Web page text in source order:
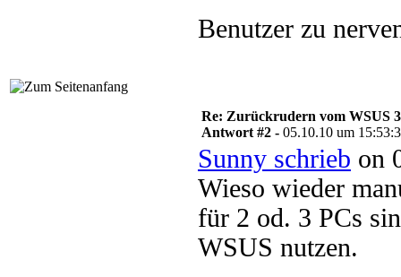
Benutzer zu
Re: Zurückrudern vom WSUS
Antwort #2 - 05.10.10 um
Sunny schrieb on
Wieso wieder
für 2 od. 3 PCs
WSUS nutzen.